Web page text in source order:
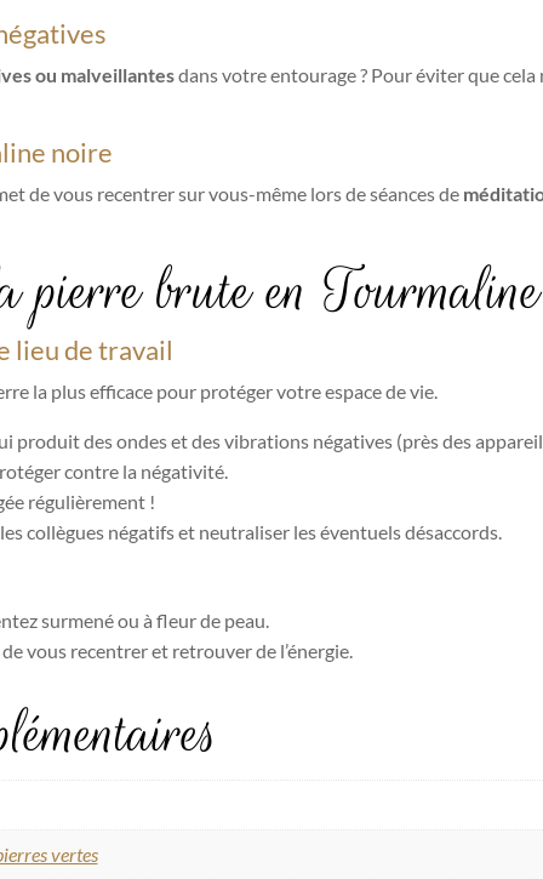
ou malveillantesdans votre entourage ? Pour éviter que cela
noire
de vous recentrer sur vous-même lors de séances de
pierre brute en
lieu de travail
la plus efficace pour protéger votre espace de vie.
produit des ondes et des vibrations négatives (près des
contre la négativité.
régulièrement !
collègues négatifs et neutraliser les éventuels désaccords.
surmené ou à fleur de peau.
vous recentrer et retrouver de l’énergie.
vertes